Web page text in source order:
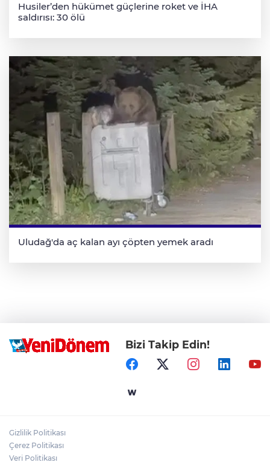
Husiler’den hükümet güçlerine roket ve İHA
saldırısı: 30 ölü
Uludağ'da aç kalan ayı çöpten yemek aradı
Bizi Takip Edin!
Gizlilik Politikası
Çerez Politikası
Veri Politikası